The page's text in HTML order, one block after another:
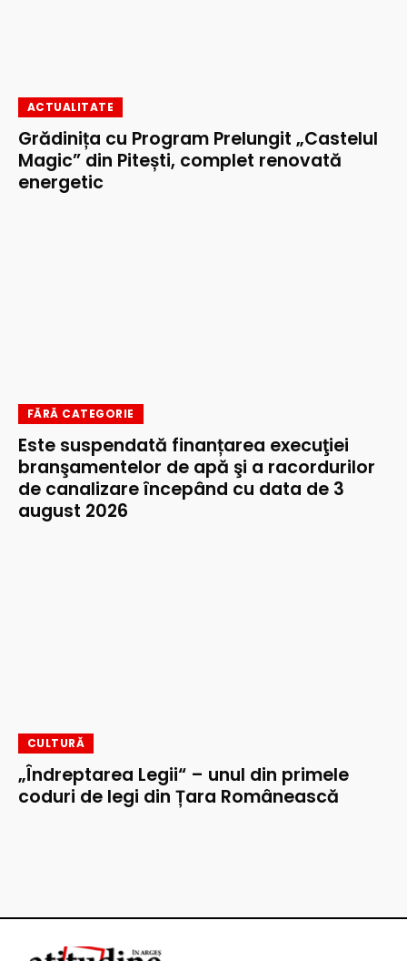
ACTUALITATE
Grădinița cu Program Prelungit „Castelul
Magic” din Pitești, complet renovată
energetic
FĂRĂ CATEGORIE
Este suspendată finanțarea execuţiei
branşamentelor de apă şi a racordurilor
de canalizare începând cu data de 3
august 2026
CULTURĂ
„Îndreptarea Legii“ – unul din primele
coduri de legi din Țara Românească